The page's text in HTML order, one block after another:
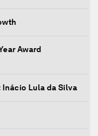
Award
Inácio Lula da Silva